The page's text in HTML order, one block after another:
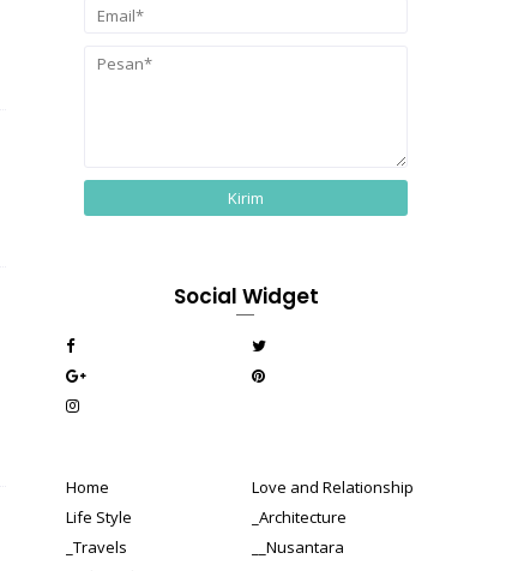
Social Widget
Home
Love and Relationship
Life Style
_Architecture
_Travels
__Nusantara